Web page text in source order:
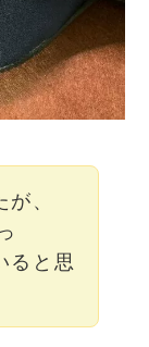
、
ると思